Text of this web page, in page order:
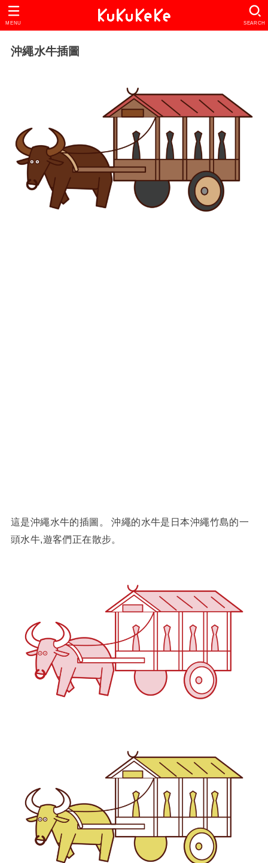
SEARCH
MENU
沖繩水牛插圖
這是沖繩水牛的插圖。 沖繩的水牛是日本沖繩竹島的一
頭水牛,遊客們正在散步。